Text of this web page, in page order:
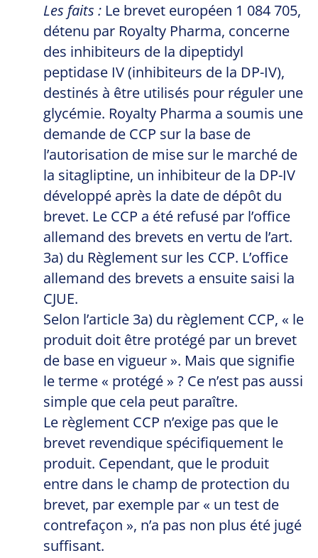
Les faits : Le brevet européen 1 084 705,
détenu par Royalty Pharma, concerne
des inhibiteurs de la dipeptidyl
peptidase IV (inhibiteurs de la DP-IV),
destinés à être utilisés pour réguler une
glycémie. Royalty Pharma a soumis une
demande de CCP sur la base de
l’autorisation de mise sur le marché de
la sitagliptine, un inhibiteur de la DP-IV
développé après la date de dépôt du
brevet. Le CCP a été refusé par l’office
allemand des brevets en vertu de l’art.
3a) du Règlement sur les CCP. L’office
allemand des brevets a ensuite saisi la
CJUE.
Selon l’article 3a) du règlement CCP, « le
produit doit être protégé par un brevet
de base en vigueur ». Mais que signifie
le terme « protégé » ? Ce n’est pas aussi
simple que cela peut paraître.
Le règlement CCP n’exige pas que le
brevet revendique spécifiquement le
produit. Cependant, que le produit
entre dans le champ de protection du
brevet, par exemple par « un test de
contrefaçon », n’a pas non plus été jugé
suffisant.